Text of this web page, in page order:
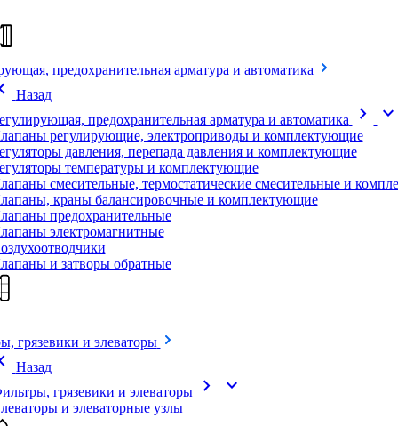
предохранительная арматура и автоматика
Назад
предохранительная арматура и автоматика
chevron_right expand_more
регулирующие, электроприводы и комплектующие
давления, перепада давления и комплектующие
температуры и комплектующие
смесительные, термостатические смесительные и
краны балансировочные и комплектующие
предохранительные
электромагнитные
и затворы обратные
грязевики и элеваторы
Назад
грязевики и элеваторы
chevron_right expand_more
и элеваторные узлы